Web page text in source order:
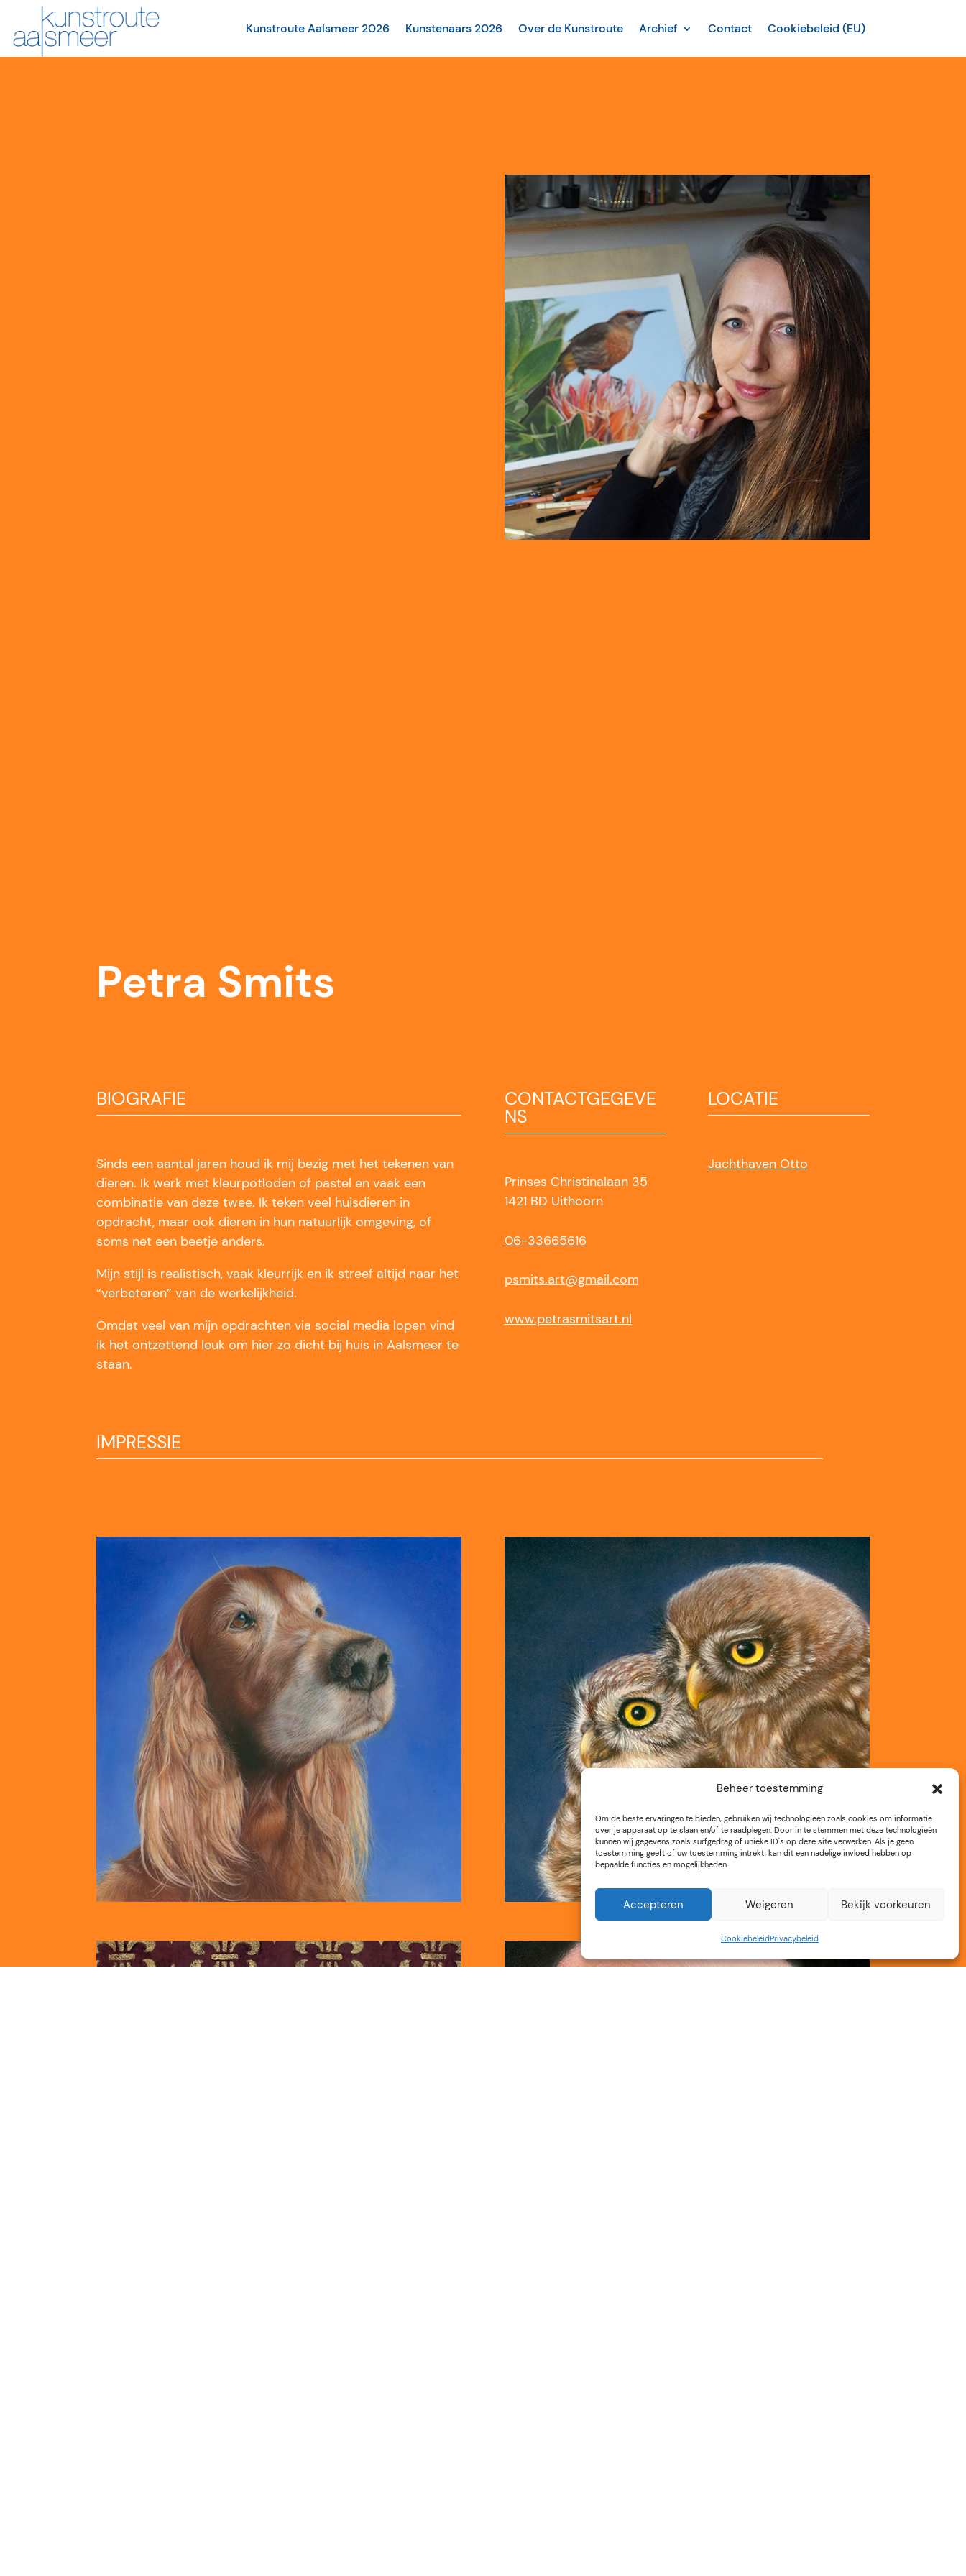
Beheer toestemming
Om de beste ervaringen te bieden, gebruiken wij technologieën zoals cookies om informatie
over je apparaat op te slaan en/of te raadplegen. Door in te stemmen met deze technologieën
kunnen wij gegevens zoals surfgedrag of unieke ID's op deze site verwerken. Als je geen
toestemming geeft of uw toestemming intrekt, kan dit een nadelige invloed hebben op
bepaalde functies en mogelijkheden.
Accepteren Weigeren Bekijk voorkeuren
CookiebeleidPrivacybeleid
Kunstroute Aalsmeer 2026 Kunstenaars 2026 Over de Kunstroute Archief Contact Cookiebeleid (EU)
Petra Smits
BIOGRAFIE
Sinds een aantal jaren houd ik mij bezig met het tekenen van
dieren. Ik werk met kleurpotloden of pastel en vaak een
combinatie van deze twee. Ik teken veel huisdieren in
opdracht, maar ook dieren in hun natuurlijk omgeving, of
soms net een beetje anders.
Mijn stijl is realistisch, vaak kleurrijk en ik streef altijd naar het
“verbeteren” van de werkelijkheid.
Omdat veel van mijn opdrachten via social media lopen vind
ik het ontzettend leuk om hier zo dicht bij huis in Aalsmeer te
staan.
CONTACTGEGEVE
NS
Prinses Christinalaan 35
1421 BD Uithoorn
06-33665616
psmits.art@gmail.com
www.petrasmitsart.nl
LOCATIE
Jachthaven Otto
IMPRESSIE